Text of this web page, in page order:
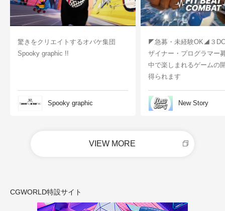
驚きをクリエイトするオバケ集団
Spooky graphic !!
Spooky graphic
◤急募・未経験OK◢３
ザイナー・プログラマー
中で楽しまれるゲームの
得られます
New Story
VIEW MORE
CGWORLD特設サイト